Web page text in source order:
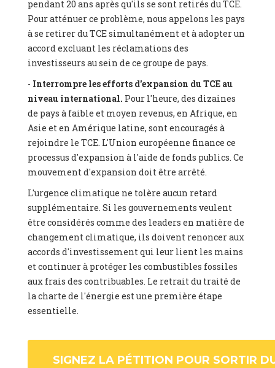
pendant 20 ans après qu'ils se sont retirés du TCE.
Pour atténuer ce problème, nous appelons les pays
à se retirer du TCE simultanément et à adopter un
accord excluant les réclamations des
investisseurs au sein de ce groupe de pays.
- Interrompre les efforts d'expansion du TCE au
niveau international. Pour l'heure, des dizaines
de pays à faible et moyen revenus, en Afrique, en
Asie et en Amérique latine, sont encouragés à
rejoindre le TCE. L'Union européenne finance ce
processus d'expansion à l'aide de fonds publics. Ce
mouvement d'expansion doit être arrêté.
L'urgence climatique ne tolère aucun retard
supplémentaire. Si les gouvernements veulent
être considérés comme des leaders en matière de
changement climatique, ils doivent renoncer aux
accords d'investissement qui leur lient les mains
et continuer à protéger les combustibles fossiles
aux frais des contribuables. Le retrait du traité de
la charte de l'énergie est une première étape
essentielle.
SIGNEZ LA PÉTITION POUR SORTIR